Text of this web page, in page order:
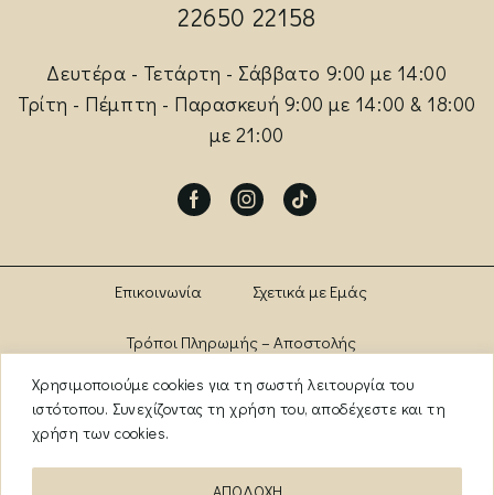
Χρησιμοποιούμε cookies για τη σωστή λειτουργία του
ιστότοπου. Συνεχίζοντας τη χρήση του, αποδέχεστε και τη
χρήση των cookies.
ΑΠΟΔΟΧΗ
22650 22158
Δευτέρα - Τετάρτη - Σάββατο 9:00 με 14:00
Τρίτη - Πέμπτη - Παρασκευή 9:00 με 14:00 & 18:00
με 21:00
FacebookInstagram
Tik-
Επικοινωνία Σχετικά με Εμάς
Τρόποι Πληρωμής – Αποστολής
Πολιτική Αλλαγών – Επιστροφών Brands
Όροι Χρήσης